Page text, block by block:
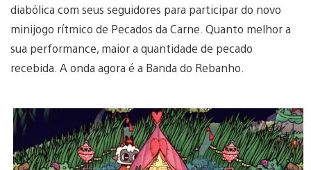
diabólica com seus seguidores para participar do novo
minijogo rítmico de Pecados da Carne. Quanto melhor a
sua performance, maior a quantidade de pecado
recebida. A onda agora é a Banda do Rebanho.